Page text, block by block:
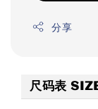
分享
尺码表